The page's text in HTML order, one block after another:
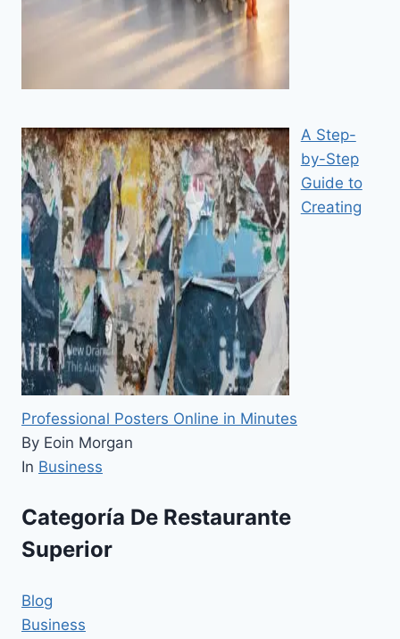
A Step-
by-Step
Guide to
Creating
Professional Posters Online in Minutes
By Eoin Morgan
In Business
Categoría De Restaurante
Superior
Blog
Business